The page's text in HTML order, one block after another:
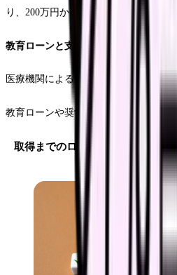
り、200万円から300万円程度が一般的
教育ローンと支援制度
医療機関による研修費用の補助制度を
教育ローンや奨学金制度なども利用可
取得までのロードマップ